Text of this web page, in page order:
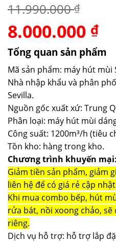
11.990.000₫
Giá
gốc
là:
11.990.000 ₫.
8.000.000 ₫Giá
tại
là:
Tổng quan sản phẩm
Mã sản phẩm: máy hút mùi
Nhà nhập khẩu và phân
Sevilla.
Nguồn gốc xuất xứ: Trung
Phân loại: máy hút mùi
Công suất: 1200m³/h (tiêu
Tồn kho: hàng trong kho.
Chương trình khuyến mại:
Giảm tiền sản phẩm, giảm
liên hệ để có giá rẻ cập
Khi mua combo bếp, hút
rửa bát, nồi xoong chảo,
riêng.
Dịch vụ hỗ trợ: hỗ trợ lắp